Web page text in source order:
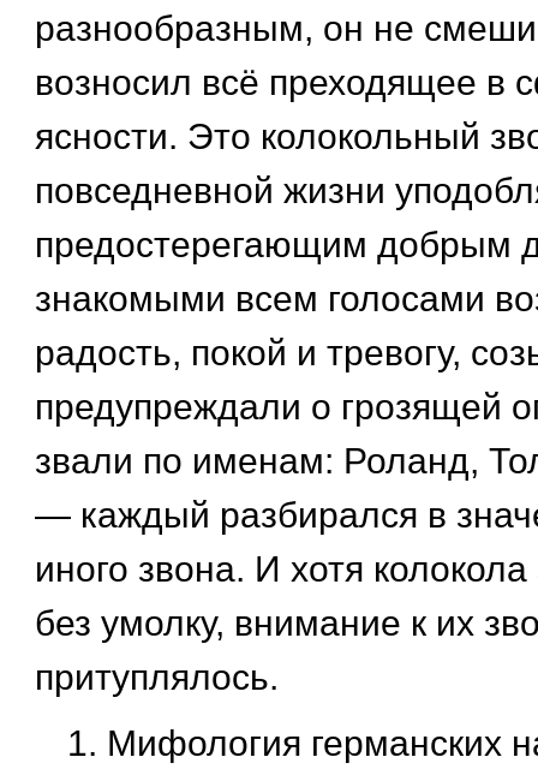
разнообразным, он не
возносил всё преходящее в
ясности. Это колокольный
повседневной жизни
предостерегающим добрым
знакомыми всем голосами
радость, покой и тревогу,
предупреждали о грозящей
звали по именам: Роланд,
— каждый разбирался в
иного звона. И хотя
без умолку, внимание к их
притуплялось.
Мифология германских